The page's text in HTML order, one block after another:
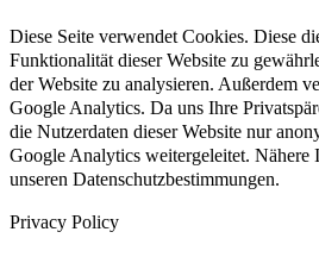
Diese Seite verwendet Cookies. Diese
Funktionalität dieser Website zu
der Website zu analysieren. Außerdem
Google Analytics. Da uns Ihre
die Nutzerdaten dieser Website nur
Google Analytics weitergeleitet. Nähere
unseren Datenschutzbestimmungen.
Privacy Policy